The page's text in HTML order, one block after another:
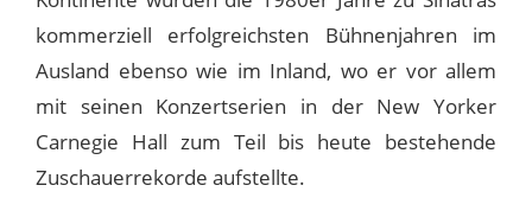
kommerziell erfolgreichsten Bühnenjahren im
Ausland ebenso wie im Inland, wo er vor allem
mit seinen Konzertserien in der New Yorker
Carnegie Hall zum Teil bis heute bestehende
Zuschauerrekorde aufstellte.